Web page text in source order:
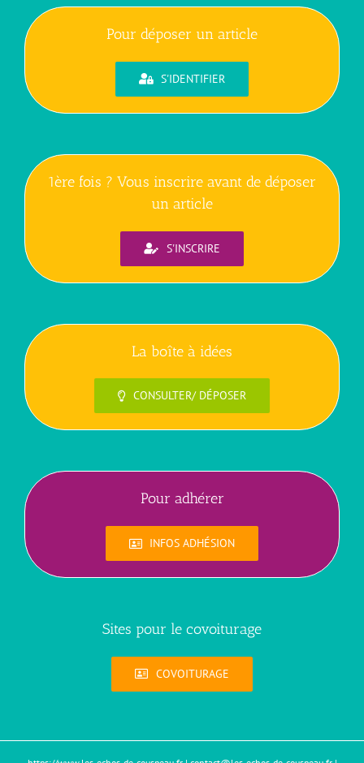
Pour déposer un article
S'IDENTIFIER
1ère fois ? Vous inscrire avant de déposer
un article
S'INSCRIRE
La boîte à idées
CONSULTER/ DÉPOSER
Pour adhérer
INFOS ADHÉSION
Sites pour le covoiturage
COVOITURAGE